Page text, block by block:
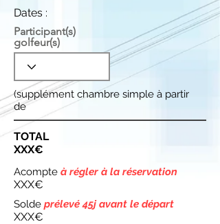
Dates :
Participant(s)
golfeur(s)
(supplément chambre simple à partir
de
TOTAL
XXX€
Acompte à régler à la réservation
XXX€
Solde prélevé 45j avant le départ
XXX€